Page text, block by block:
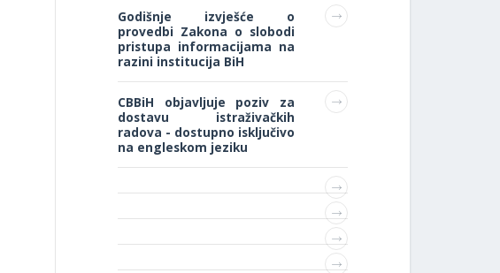
Godišnje izvješće o
provedbi Zakona o slobodi
pristupa informacijama na
razini institucija BiH
CBBiH objavljuje poziv za
dostavu istraživačkih
radova - dostupno isključivo
na engleskom jeziku